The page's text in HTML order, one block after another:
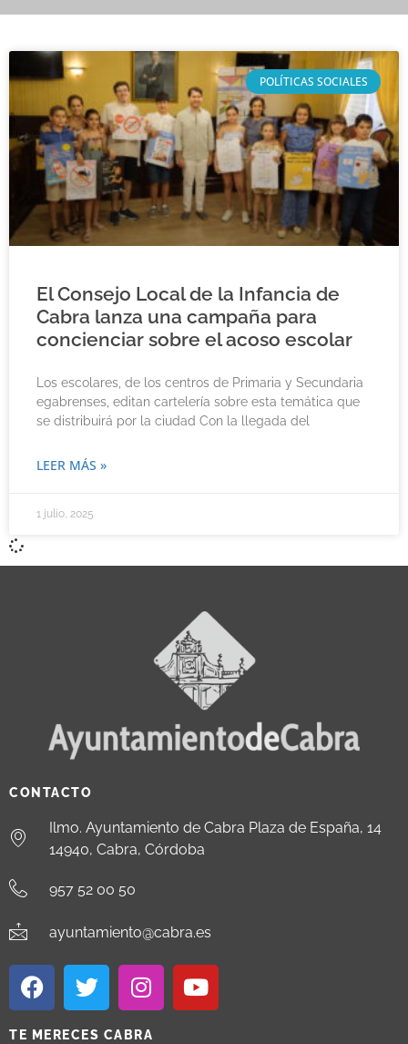
POLÍTICAS SOCIALES
El Consejo Local de la Infancia de
Cabra lanza una campaña para
concienciar sobre el acoso escolar
Los escolares, de los centros de Primaria y Secundaria
egabrenses, editan cartelería sobre esta temática que
se distribuirá por la ciudad Con la llegada del
LEER MÁS »
1 julio, 2025
CONTACTO
Ilmo. Ayuntamiento de Cabra Plaza de España, 14
14940, Cabra, Córdoba
957 52 00 50
ayuntamiento@cabra.es
TE MERECES CABRA